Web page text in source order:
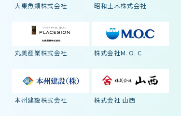
大東魚類株式会社 昭和土木株式会社
丸美産業株式会社 株式会社M. O. C
本州建設株式会社 株式会社 山西